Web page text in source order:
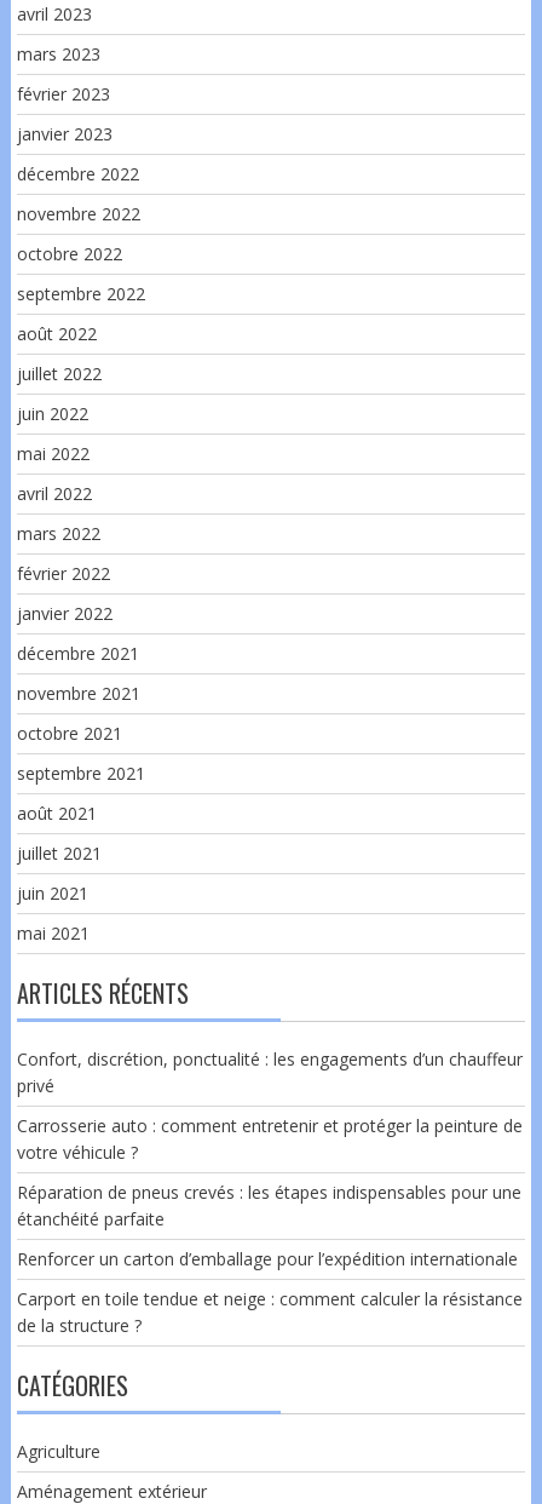
avril 2023
mars 2023
février 2023
janvier 2023
décembre 2022
novembre 2022
octobre 2022
septembre 2022
août 2022
juillet 2022
juin 2022
mai 2022
avril 2022
mars 2022
février 2022
janvier 2022
décembre 2021
novembre 2021
octobre 2021
septembre 2021
août 2021
juillet 2021
juin 2021
mai 2021
ARTICLES RÉCENTS
Confort, discrétion, ponctualité : les engagements d’un chauffeur
privé
Carrosserie auto : comment entretenir et protéger la peinture de
votre véhicule ?
Réparation de pneus crevés : les étapes indispensables pour une
étanchéité parfaite
Renforcer un carton d’emballage pour l’expédition internationale
Carport en toile tendue et neige : comment calculer la résistance
de la structure ?
CATÉGORIES
Agriculture
Aménagement extérieur